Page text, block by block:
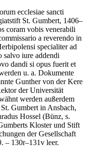
ecclesiae sancti
St. Gumbert, 1406–
coram vobis venerabili
a reverendo in
specialiter ad
salvo iure addendi
dandi si opus fuerit et
u. a. Dokumente
Gunther von der Kere
der Universität
werden außerdem
Gumbert in Ansbach,
Hossel (Bünz, s.
Kloster und Stift
der Gesellschaft
– 130r–131v leer.